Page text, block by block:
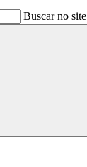
Buscar no site
Buscar